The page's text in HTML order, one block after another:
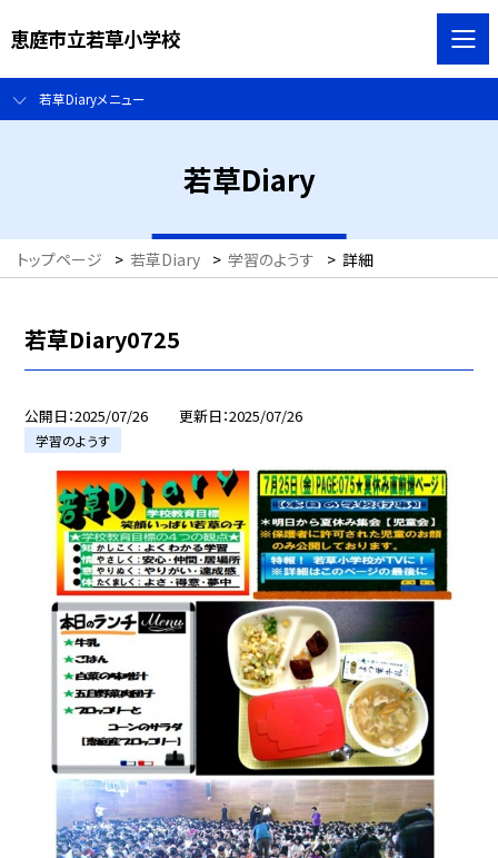
恵庭市立若草小学校
若草Diaryメニュー
若草Diary
トップページ > 若草Diary > 学習のようす > 詳細
若草Diary0725
公開日 2025/07/26 更新日 2025/07/26
学習のようす